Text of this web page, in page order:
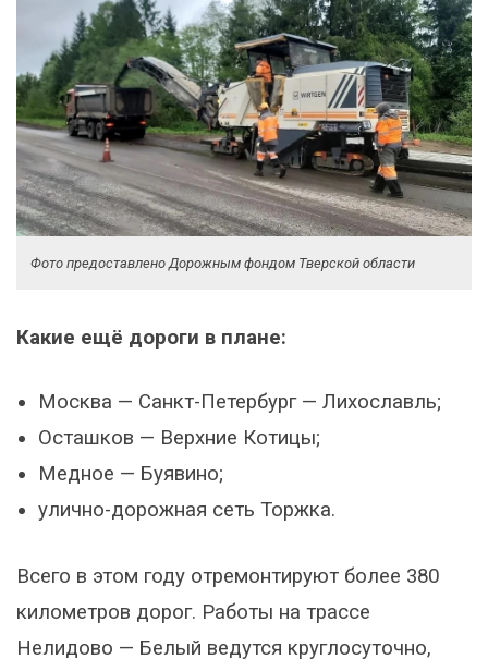
Фото предоставлено Дорожным фондом Тверской области
Какие ещё дороги в плане:
Москва — Санкт-Петербург — Лихославль;
Осташков — Верхние Котицы;
Медное — Буявино;
улично-дорожная сеть Торжка.
Всего в этом году отремонтируют более 380
километров дорог. Работы на трассе
Нелидово — Белый ведутся круглосуточно,